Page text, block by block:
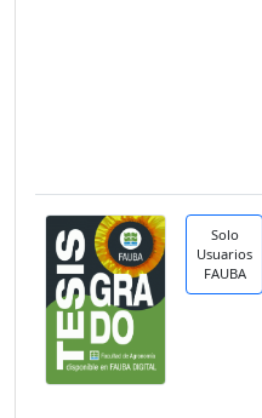
Solo
Usuarios
FAUBA